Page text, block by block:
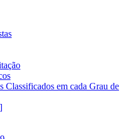
Classificados em cada Grau de